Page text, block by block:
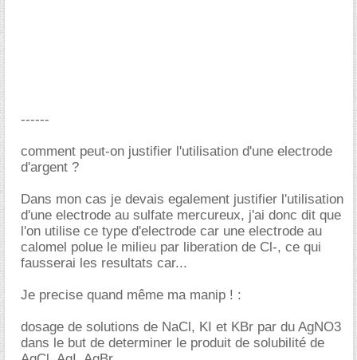
------
comment peut-on justifier l'utilisation d'une electrode
d'argent ?
Dans mon cas je devais egalement justifier l'utilisation
d'une electrode au sulfate mercureux, j'ai donc dit que
l'on utilise ce type d'electrode car une electrode au
calomel polue le milieu par liberation de Cl-, ce qui
fausserai les resultats car...
Je precise quand même ma manip ! :
dosage de solutions de NaCl, KI et KBr par du AgNO3
dans le but de determiner le produit de solubilité de